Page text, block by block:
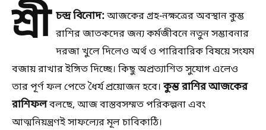
শ্রী চন্দ্র বিনোদ:আজকের গ্রহ-নক্ষত্রের অবস্থান কুম্ভ
রাশির জাতকদের জন্য কর্মজীবনে নতুন সম্ভাবনার
দরজা খুলে দিলেও অর্থ ও পারিবারিক বিষয়ে সংযম
বজায় রাখার ইঙ্গিত দিচ্ছে। কিছু অপ্রত্যাশিত সুযোগ এলেও
তার পূর্ণ ফল পেতে ধৈর্য প্রয়োজন হবে। কুম্ভ রাশির আজকের
রাশিফলবলছে, আজ বাস্তবসম্মত পরিকল্পনা এবং
আত্মনিয়ন্ত্রণই সাফল্যের মূল চাবিকাঠি।